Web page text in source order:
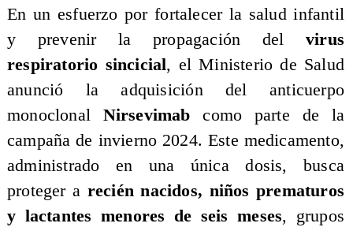
​En un esfuerzo por fortalecer la salud infantil
y prevenir la propagación delvirus
respiratorio sincicial, el Ministerio de Salud
anunció la adquisición del anticuerpo
monoclonal Nirsevimab como parte de la
campaña de invierno 2024. Este medicamento,
administrado en una única dosis, busca
proteger a recién nacidos, niños prematuros
y lactantes menores de seis meses, grupos